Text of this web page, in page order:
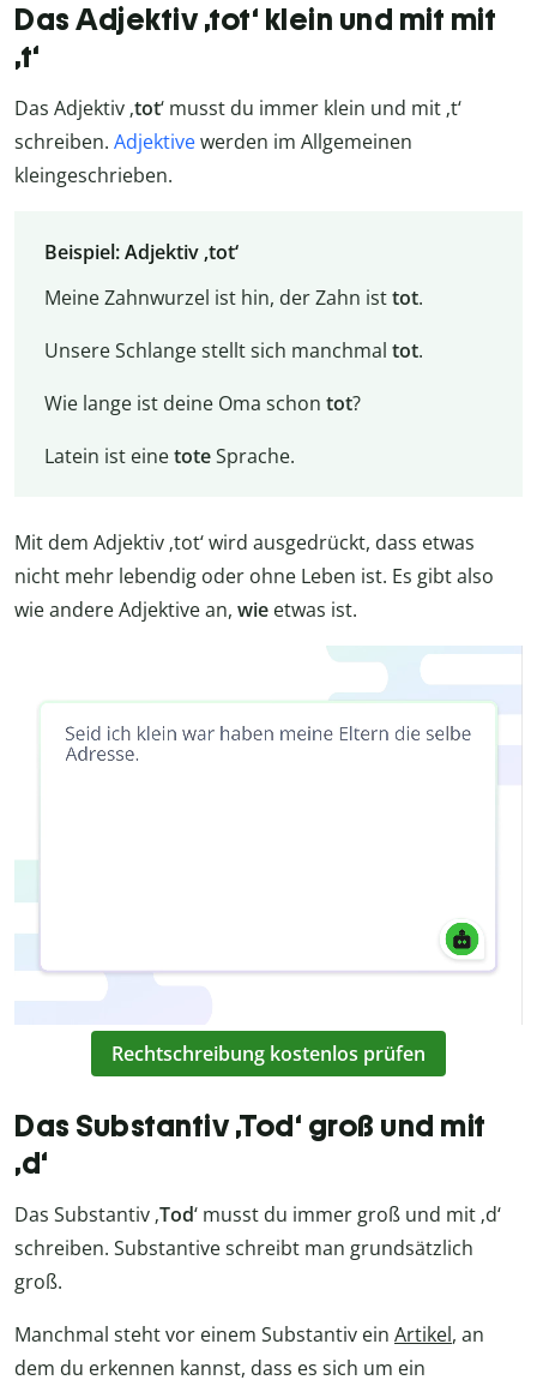
Das Adjektiv ‚tot‘ klein und mit mit
‚t‘
Das Adjektiv ‚tot‘ musst du immer klein und mit ‚t‘
schreiben. Adjektivewerden im Allgemeinen
kleingeschrieben.
Beispiel: Adjektiv ‚tot‘
Meine Zahnwurzel ist hin, der Zahn isttot.
Unsere Schlange stellt sich manchmal tot.
Wie lange ist deine Oma schon tot?
Latein ist einetoteSprache.
Mit dem Adjektiv ‚tot‘ wird ausgedrückt, dass etwas
nicht mehr lebendig oder ohne Leben ist. Es gibt also
wie andere Adjektive an, wie etwas ist.
Rechtschreibung kostenlos prüfen
Das Substantiv ‚Tod‘ groß und mit
‚d‘
Das Substantiv ‚Tod‘ musst du immer groß und mit ‚d‘
schreiben. Substantive schreibt man grundsätzlich
groß.
Manchmal steht vor einem Substantiv ein Artikel, an
dem du erkennen kannst, dass es sich um ein